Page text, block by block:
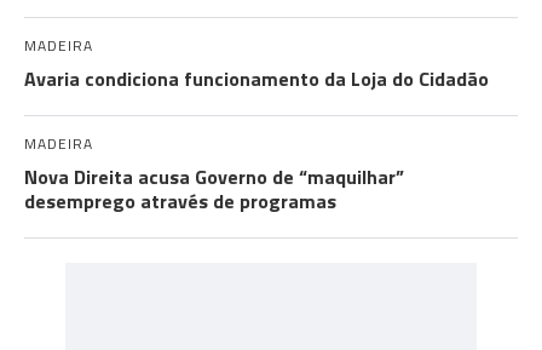
MADEIRA
Avaria condiciona funcionamento da Loja do Cidadão
MADEIRA
Nova Direita acusa Governo de “maquilhar”
desemprego através de programas